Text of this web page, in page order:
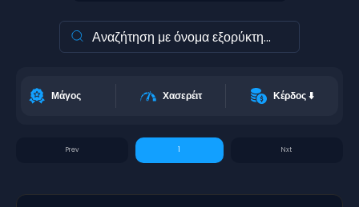
Μάγος Χασερέιτ Κέρδος⬇️
1